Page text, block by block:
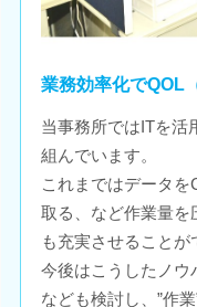
業務効率化でQOL
当事務所ではITを活
組んでいます。
これまではデータ
取る、など作業量を
も充実させることが
今後はこうしたノウ
なども検討し、”作